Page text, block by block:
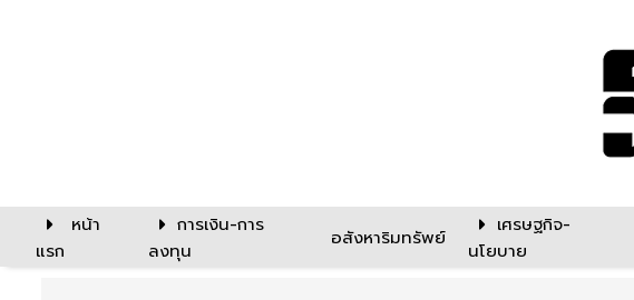
หน้า
แรก
การเงิน-การ
ลงทุน
อสังหาริมทรัพย์
เศรษฐกิจ-
นโยบาย